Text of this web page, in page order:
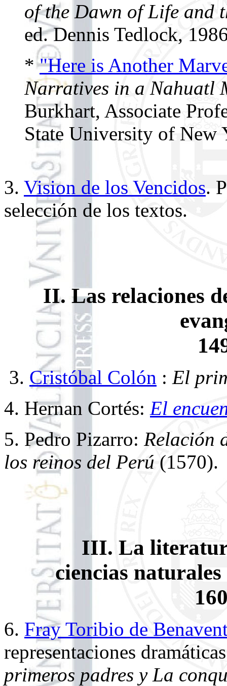
of the Dawn of Life and
ed. Dennis Tedlock,
*"Here is Another
Narratives in a Nahuatl
Burkhart, Associate
State University of New
3. Vision de los Vencidos.
selección de los textos.
II. Las relaciones
3. Cristóbal Colón : El
4. Hernan Cortés: El
5. Pedro Pizarro: Relación
los reinos del Perú (1570).
III. La
ciencias
6. Fray Toribio de
representaciones
primeros padres y La